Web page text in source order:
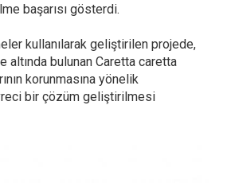
başarısı gösterdi.
kullanılarak geliştirilen projede,
bulunan Caretta caretta
korunmasına yönelik
bir çözüm geliştirilmesi